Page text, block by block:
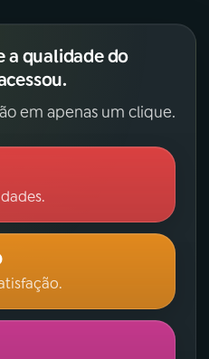
a qualidade do
em apenas um clique.